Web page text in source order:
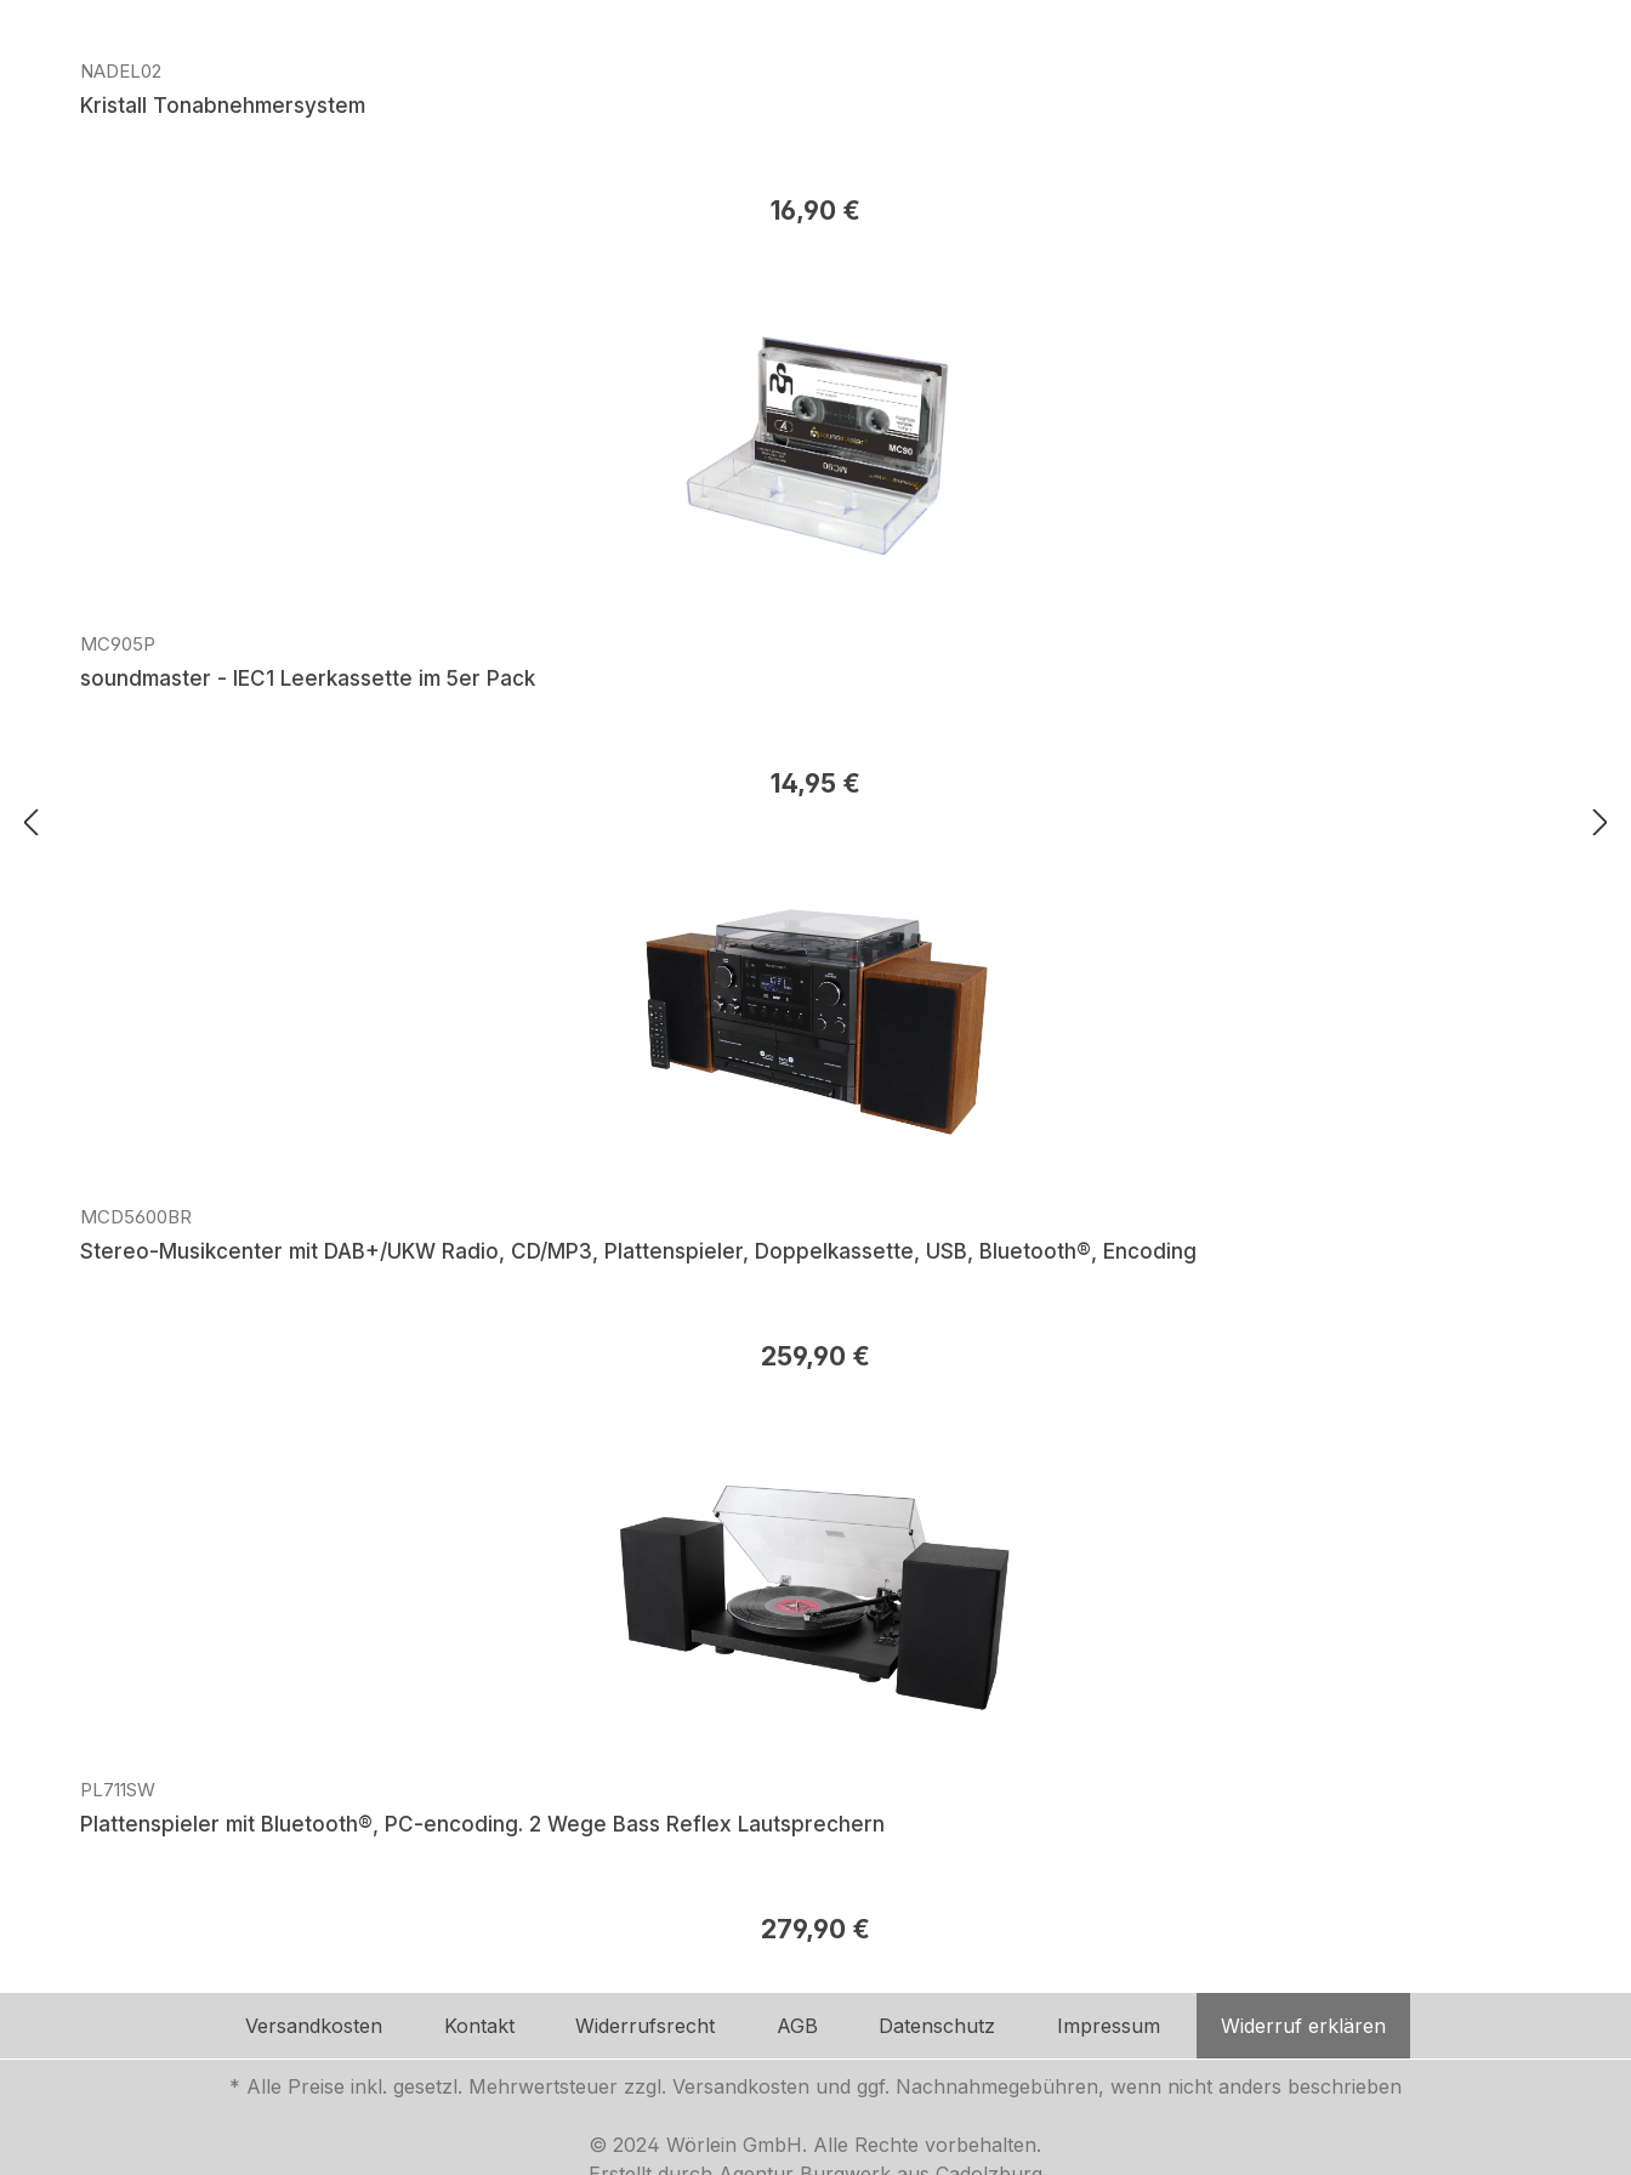
NADEL02
Kristall Tonabnehmersystem
16,90 €
MC905P
soundmaster - IEC1 Leerkassette im 5er Pack
14,95 €
MCD5600BR
Stereo-Musikcenter mit DAB+/UKW Radio, CD/MP3, Plattenspieler, Doppelkassette, USB, Bluetooth®, Encoding
259,90 €
PL711SW
Plattenspieler mit Bluetooth®, PC-encoding. 2 Wege Bass Reflex Lautsprechern
279,90 €
Versandkosten Kontakt Widerrufsrecht AGB Datenschutz Impressum Widerruf erklären
* Alle Preise inkl. gesetzl. Mehrwertsteuer zzgl. Versandkosten und ggf. Nachnahmegebühren, wenn nicht anders beschrieben
© 2024 Wörlein GmbH. Alle Rechte vorbehalten.